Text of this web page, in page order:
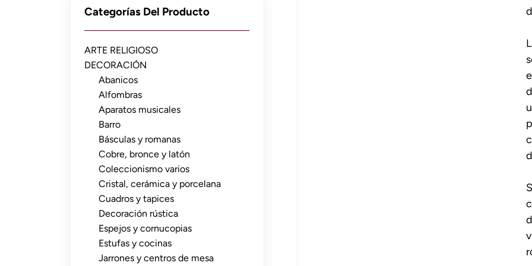
Categorías Del Producto
ARTE RELIGIOSO
DECORACIÓN
Abanicos
Alfombras
Aparatos musicales
Barro
Básculas y romanas
Cobre, bronce y latón
Coleccionismo varios
Cristal, cerámica y porcelana
Cuadros y tapices
Decoración rústica
Espejos y cornucopias
Estufas y cocinas
Jarrones y centros de mesa